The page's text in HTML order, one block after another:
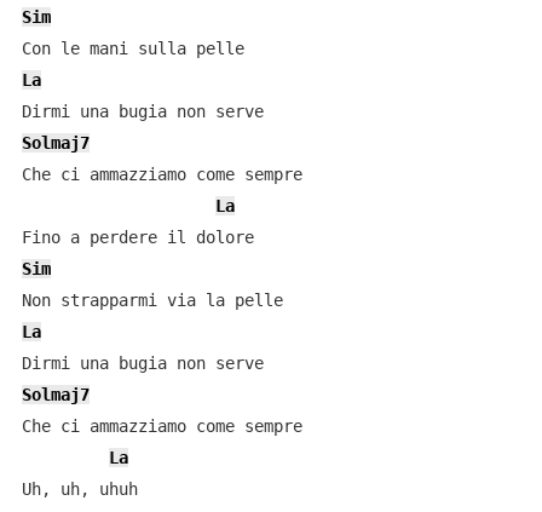
Sim
Con le mani sulla pelle
La
Dirmi una bugia non serve
Solmaj7
Che ci ammazziamo come sempre
La
Fino a perdere il dolore
Sim
Non strapparmi via la pelle
La
Dirmi una bugia non serve
Solmaj7
Che ci ammazziamo comе sempre
La
Uh, uh, uhuh